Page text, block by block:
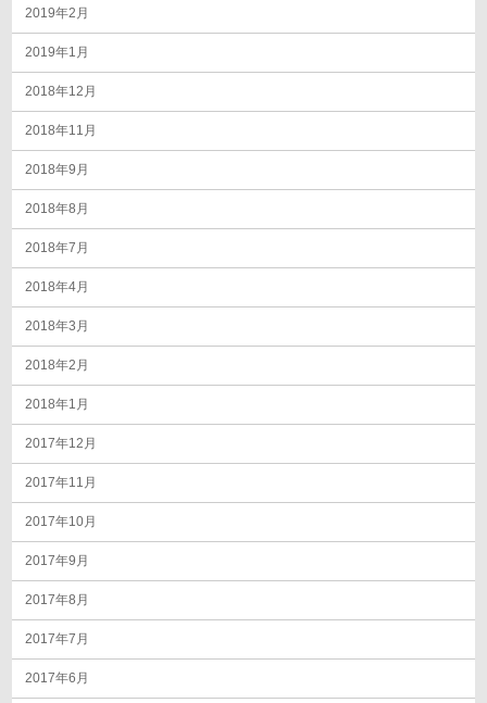
2019年2月
2019年1月
2018年12月
2018年11月
2018年9月
2018年8月
2018年7月
2018年4月
2018年3月
2018年2月
2018年1月
2017年12月
2017年11月
2017年10月
2017年9月
2017年8月
2017年7月
2017年6月